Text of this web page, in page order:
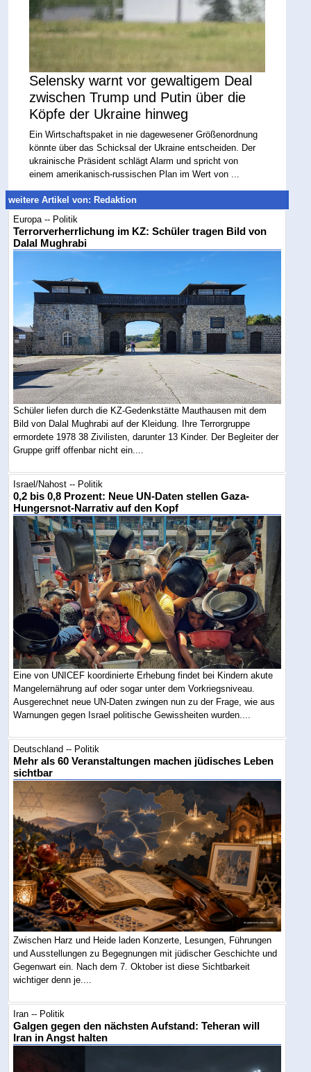
Selensky warnt vor gewaltigem Deal
zwischen Trump und Putin über die
Köpfe der Ukraine hinweg
Ein Wirtschaftspaket in nie dagewesener Größenordnung
könnte über das Schicksal der Ukraine entscheiden. Der
ukrainische Präsident schlägt Alarm und spricht von
einem amerikanisch-russischen Plan im Wert von ...
weitere Artikel von: Redaktion
Europa -- Politik
Terrorverherrlichung im KZ: Schüler tragen Bild von
Dalal Mughrabi
Schüler liefen durch die KZ-Gedenkstätte Mauthausen mit dem
Bild von Dalal Mughrabi auf der Kleidung. Ihre Terrorgruppe
ermordete 1978 38 Zivilisten, darunter 13 Kinder. Der Begleiter der
Gruppe griff offenbar nicht ein....
Israel/Nahost -- Politik
0,2 bis 0,8 Prozent: Neue UN-Daten stellen Gaza-
Hungersnot-Narrativ auf den Kopf
Eine von UNICEF koordinierte Erhebung findet bei Kindern akute
Mangelernährung auf oder sogar unter dem Vorkriegsniveau.
Ausgerechnet neue UN-Daten zwingen nun zu der Frage, wie aus
Warnungen gegen Israel politische Gewissheiten wurden....
Deutschland -- Politik
Mehr als 60 Veranstaltungen machen jüdisches Leben
sichtbar
Zwischen Harz und Heide laden Konzerte, Lesungen, Führungen
und Ausstellungen zu Begegnungen mit jüdischer Geschichte und
Gegenwart ein. Nach dem 7. Oktober ist diese Sichtbarkeit
wichtiger denn je....
Iran -- Politik
Galgen gegen den nächsten Aufstand: Teheran will
Iran in Angst halten